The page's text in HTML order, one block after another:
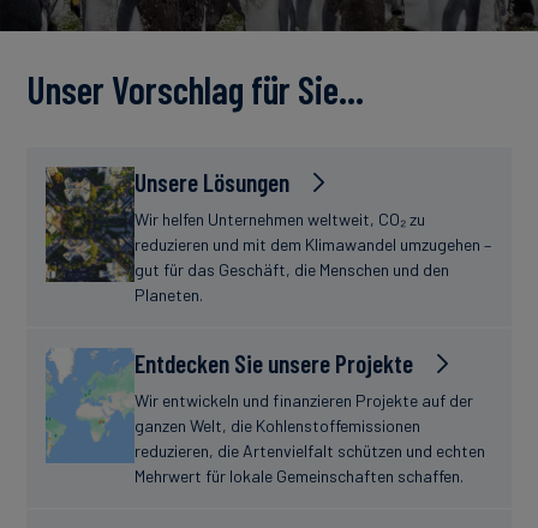
Unser Vorschlag für Sie…
Unsere Lösungen
Wir helfen Unternehmen weltweit, CO₂ zu
reduzieren und mit dem Klimawandel umzugehen –
gut für das Geschäft, die Menschen und den
Planeten.
Entdecken Sie unsere Projekte
Wir entwickeln und finanzieren Projekte auf der
ganzen Welt, die Kohlenstoffemissionen
reduzieren, die Artenvielfalt schützen und echten
Mehrwert für lokale Gemeinschaften schaffen.